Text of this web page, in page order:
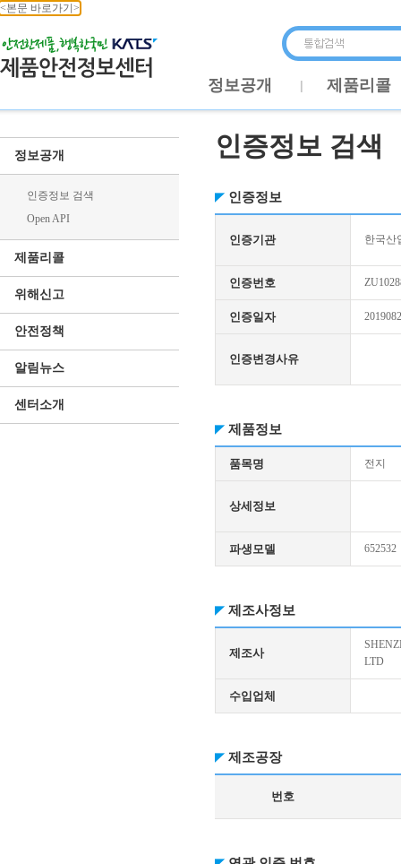
<본문 바로가기>
정보공개 제품리콜
정보공개
인증정보 검색
Open API
제품리콜
위해신고
안전정책
알림뉴스
센터소개
인증정보 검색
인증정보
인증기관 한국산
인증번호
인증일자
인증변경사유
제품정보
품목명 전지
상세정보
파생모델 652532
제조사정보
제조사
LTD
수입업체
제조공장
번호